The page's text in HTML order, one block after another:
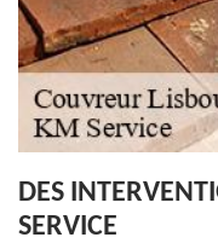
DES
SERVICE